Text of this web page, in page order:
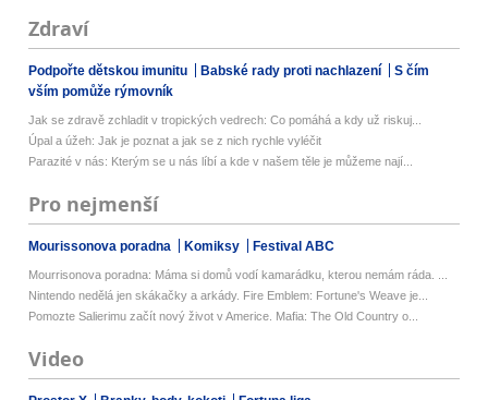
Zdraví
Podpořte dětskou imunitu Babské rady proti nachlazení
S čím
vším pomůže rýmovník
Jak se zdravě zchladit v tropických vedrech: Co pomáhá a kdy už riskuj...
Úpal a úžeh: Jak je poznat a jak se z nich rychle vyléčit
Parazité v nás: Kterým se u nás líbí a kde v našem těle je můžeme nají...
Pro nejmenší
Mourissonova poradna Komiksy Festival ABC
Mourrisonova poradna: Máma si domů vodí kamarádku, kterou nemám ráda. ...
Nintendo nedělá jen skákačky a arkády. Fire Emblem: Fortune's Weave je...
Pomozte Salierimu začít nový život v Americe. Mafia: The Old Country o...
Video